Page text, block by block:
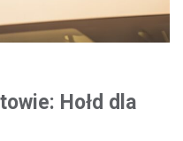
Hołd dla